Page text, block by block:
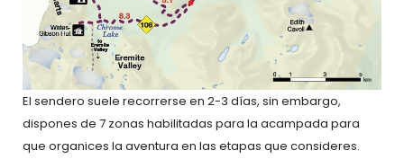
El sendero suele recorrerse en 2-3 días, sin embargo,
dispones de 7 zonas habilitadas para la acampada para
que organices la aventura en las etapas que consideres.